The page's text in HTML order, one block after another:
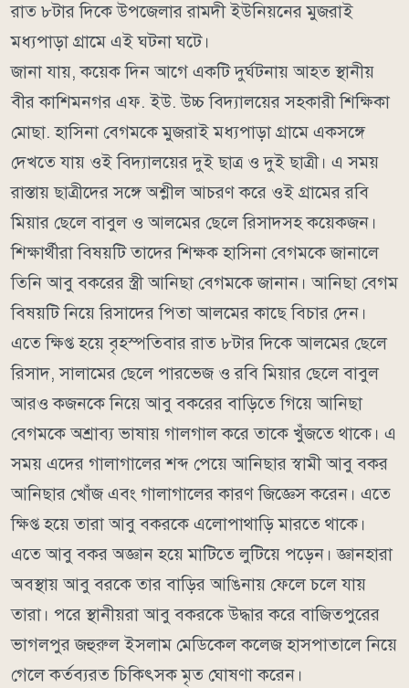
রাত ৮টার দিকে উপজেলার রামদী ইউনিয়নের মুজরাই
মধ্যপাড়া গ্রামে এই ঘটনা ঘটে।
জানা যায়, কয়েক দিন আগে একটি দুর্ঘটনায় আহত স্থানীয়
বীর কাশিমনগর এফ. ইউ. উচ্চ বিদ্যালয়ের সহকারী শিক্ষিকা
মোছা. হাসিনা বেগমকে মুজরাই মধ্যপাড়া গ্রামে একসঙ্গে
দেখতে যায় ওই বিদ্যালয়ের দুই ছাত্র ও দুই ছাত্রী। এ সময়
রাস্তায় ছাত্রীদের সঙ্গে অশ্লীল আচরণ করে ওই গ্রামের রবি
মিয়ার ছেলে বাবুল ও আলমের ছেলে রিসাদসহ কয়েকজন।
শিক্ষার্থীরা বিষয়টি তাদের শিক্ষক হাসিনা বেগমকে জানালে
তিনি আবু বকরের স্ত্রী আনিছা বেগমকে জানান। আনিছা বেগম
বিষয়টি নিয়ে রিসাদের পিতা আলমের কাছে বিচার দেন।
এতে ক্ষিপ্ত হয়ে বৃহস্পতিবার রাত ৮টার দিকে আলমের ছেলে
রিসাদ, সালামের ছেলে পারভেজ ও রবি মিয়ার ছেলে বাবুল
আরও কজনকে নিয়ে আবু বকরের বাড়িতে গিয়ে আনিছা
বেগমকে অশ্রাব্য ভাষায় গালগাল করে তাকে খুঁজতে থাকে। এ
সময় এদের গালাগালের শব্দ পেয়ে আনিছার স্বামী আবু বকর
আনিছার খোঁজ এবং গালাগালের কারণ জিজ্ঞেস করেন। এতে
ক্ষিপ্ত হয়ে তারা আবু বকরকে এলোপাথাড়ি মারতে থাকে।
এতে আবু বকর অজ্ঞান হয়ে মাটিতে লুটিয়ে পড়েন। জ্ঞানহারা
অবস্থায় আবু বরকে তার বাড়ির আঙিনায় ফেলে চলে যায়
তারা। পরে স্থানীয়রা আবু বকরকে উদ্ধার করে বাজিতপুরের
ভাগলপুর জহুরুল ইসলাম মেডিকেল কলেজ হাসপাতালে নিয়ে
গেলে কর্তব্যরত চিকিৎসক মৃত ঘোষণা করেন।